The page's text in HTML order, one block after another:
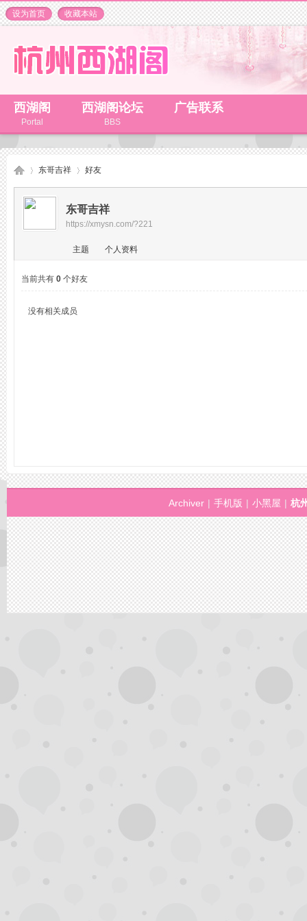
设为首页 收藏本站
西湖阁
Portal
西湖阁论坛
BBS
广告联系
›
东哥吉祥
›
好友
东哥吉祥
https://xmysn.com/?221
主题 个人资料
当前共有 0 个好友
没有相关成员
Archiver | 手机版 | 小黑屋 | 杭